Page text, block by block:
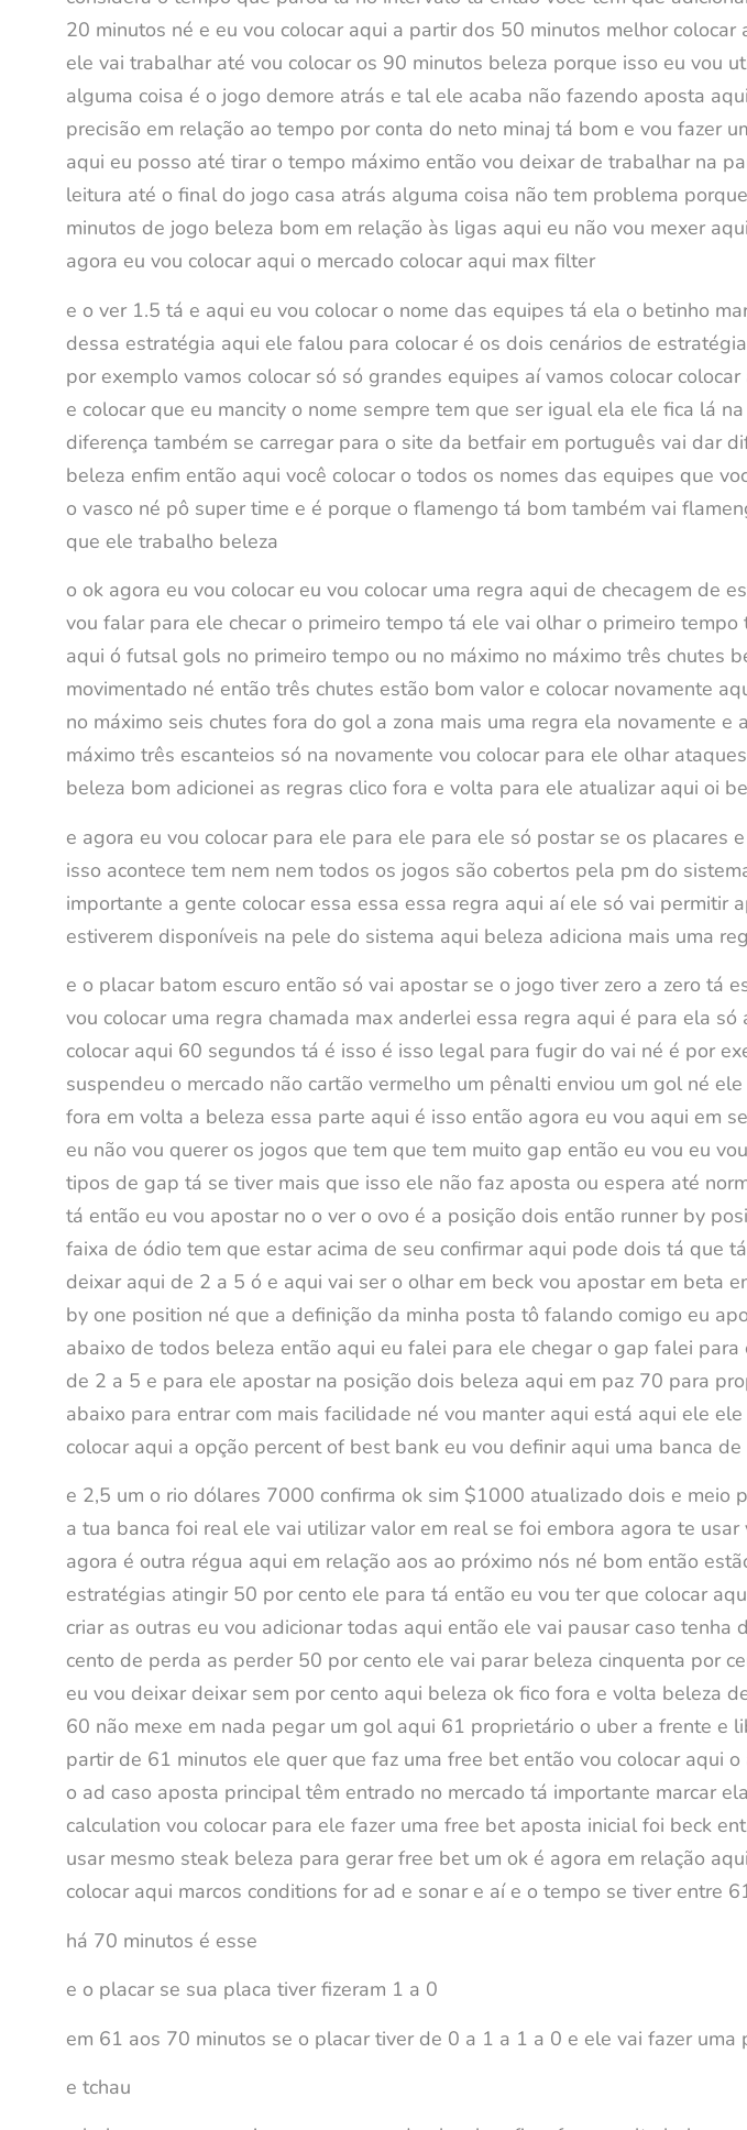
20 minutos né e eu vou colocar aqui a partir dos 50 minutos melhor
ele vai trabalhar até vou colocar os 90 minutos beleza porque isso eu vou
alguma coisa é o jogo demore atrás e tal ele acaba não fazendo aposta
precisão em relação ao tempo por conta do neto minaj tá bom e vou fazer
aqui eu posso até tirar o tempo máximo então vou deixar de trabalhar na
leitura até o final do jogo casa atrás alguma coisa não tem problema
minutos de jogo beleza bom em relação às ligas aqui eu não vou mexer
agora eu vou colocar aqui o mercado colocar aqui max filter
e o ver 1.5 tá e aqui eu vou colocar o nome das equipes tá ela o betinho
dessa estratégia aqui ele falou para colocar é os dois cenários de
por exemplo vamos colocar só só grandes equipes aí vamos colocar
e colocar que eu mancity o nome sempre tem que ser igual ela ele fica lá
diferença também se carregar para o site da betfair em português vai dar
beleza enfim então aqui você colocar o todos os nomes das equipes que
o vasco né pô super time e é porque o flamengo tá bom também vai
que ele trabalho beleza
o ok agora eu vou colocar eu vou colocar uma regra aqui de checagem de
vou falar para ele checar o primeiro tempo tá ele vai olhar o primeiro
aqui ó futsal gols no primeiro tempo ou no máximo no máximo três chutes
movimentado né então três chutes estão bom valor e colocar novamente
no máximo seis chutes fora do gol a zona mais uma regra ela novamente
máximo três escanteios só na novamente vou colocar para ele olhar
beleza bom adicionei as regras clico fora e volta para ele atualizar aqui oi
e agora eu vou colocar para ele para ele para ele só postar se os
isso acontece tem nem nem todos os jogos são cobertos pela pm do
importante a gente colocar essa essa essa regra aqui aí ele só vai permitir
estiverem disponíveis na pele do sistema aqui beleza adiciona mais uma
e o placar batom escuro então só vai apostar se o jogo tiver zero a zero tá
vou colocar uma regra chamada max anderlei essa regra aqui é para ela
colocar aqui 60 segundos tá é isso é isso legal para fugir do vai né é por
suspendeu o mercado não cartão vermelho um pênalti enviou um gol né
fora em volta a beleza essa parte aqui é isso então agora eu vou aqui em
eu não vou querer os jogos que tem que tem muito gap então eu vou eu
tipos de gap tá se tiver mais que isso ele não faz aposta ou espera até
tá então eu vou apostar no o ver o ovo é a posição dois então runner by
faixa de ódio tem que estar acima de seu confirmar aqui pode dois tá que
deixar aqui de 2 a 5 ó e aqui vai ser o olhar em beck vou apostar em beta
by one position né que a definição da minha posta tô falando comigo eu
abaixo de todos beleza então aqui eu falei para ele chegar o gap falei
de 2 a 5 e para ele apostar na posição dois beleza aqui em paz 70 para
abaixo para entrar com mais facilidade né vou manter aqui está aqui ele
colocar aqui a opção percent of best bank eu vou definir aqui uma banca
e 2,5 um o rio dólares 7000 confirma ok sim $1000 atualizado dois e meio
a tua banca foi real ele vai utilizar valor em real se foi embora agora te
agora é outra régua aqui em relação aos ao próximo nós né bom então
estratégias atingir 50 por cento ele para tá então eu vou ter que colocar
criar as outras eu vou adicionar todas aqui então ele vai pausar caso
cento de perda as perder 50 por cento ele vai parar beleza cinquenta por
eu vou deixar deixar sem por cento aqui beleza ok fico fora e volta beleza
60 não mexe em nada pegar um gol aqui 61 proprietário o uber a frente e
partir de 61 minutos ele quer que faz uma free bet então vou colocar aqui
o ad caso aposta principal têm entrado no mercado tá importante marcar
calculation vou colocar para ele fazer uma free bet aposta inicial foi beck
usar mesmo steak beleza para gerar free bet um ok é agora em relação
colocar aqui marcos conditions for ad e sonar e aí e o tempo se tiver entre
há 70 minutos é esse
e o placar se sua placa tiver fizeram 1 a 0
em 61 aos 70 minutos se o placar tiver de 0 a 1 a 1 a 0 e ele vai fazer uma
e tchau